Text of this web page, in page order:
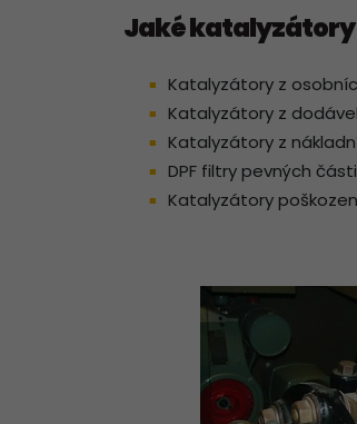
Jaké
Katalyzátory z
Katalyzátory z
Katalyzátory z
DPF filtry pevných
Katalyzátory